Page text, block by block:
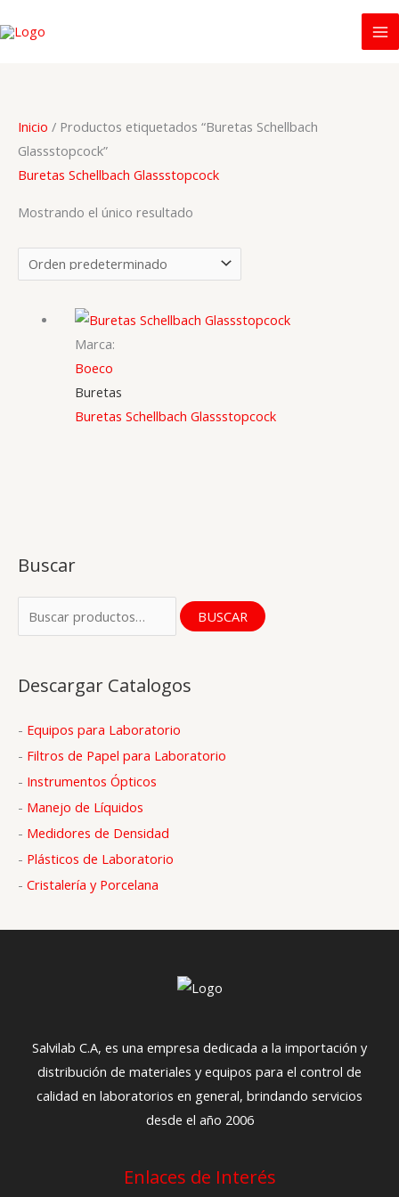
al
Buscar
u
c
r
p
o
r
:
BUSCAR
Descargar Catalogos
- Equipos para Laboratorio
- Filtros de Papel para Laboratorio
- Instrumentos Ópticos
- Manejo de Líquidos
- Medidores de Densidad
- Plásticos de Laboratorio
- Cristalería y Porcelana
Inicio / Productos etiquetados “Buretas Schellbach
Glassstopcock”
Buretas Schellbach Glassstopcock
Mostrando el único resultado
Marca:
Boeco
Buretas
Buretas Schellbach Glassstopcock
Salvilab C.A, es una empresa dedicada a la importación y
distribución de materiales y equipos para el control de
calidad en laboratorios en general, brindando servicios
desde el año 2006
Enlaces de Interés